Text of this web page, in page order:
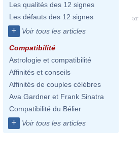
Les qualités des 12 signes
Les défauts des 12 signes
+ Voir tous les articles
Compatibilité
Astrologie et compatibilité
Affinités et conseils
Affinités de couples célèbres
Ava Gardner et Frank Sinatra
Compatibilité du Bélier
+ Voir tous les articles
51'